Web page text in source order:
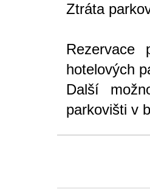
Ztráta
Rezervace
hotelových
Další
parkovišti v